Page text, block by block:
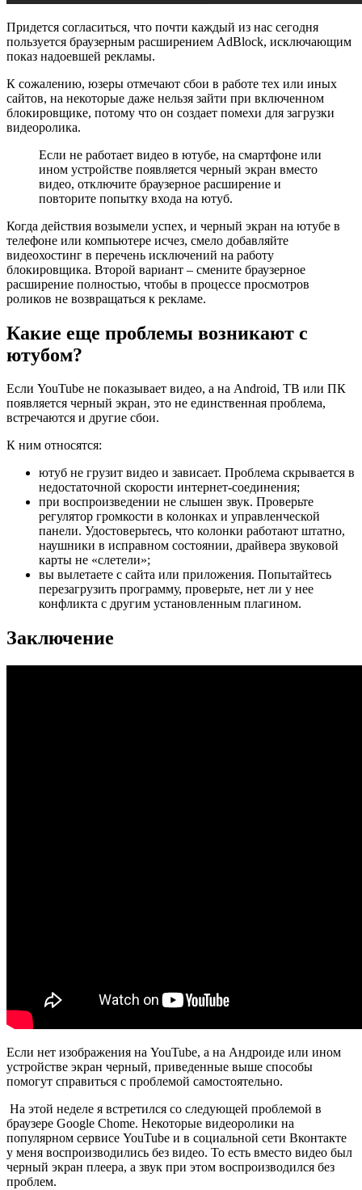
Придется согласиться, что почти каждый из нас сегодня
пользуется браузерным расширением AdBlock, исключающим
показ надоевшей рекламы.
К сожалению, юзеры отмечают сбои в работе тех или иных
сайтов, на некоторые даже нельзя зайти при включенном
блокировщике, потому что он создает помехи для загрузки
видеоролика.
Если не работает видео в ютубе, на смартфоне или
ином устройстве появляется черный экран вместо
видео, отключите браузерное расширение и
повторите попытку входа на ютуб.
Когда действия возымели успех, и черный экран на ютубе в
телефоне или компьютере исчез, смело добавляйте
видеохостинг в перечень исключений на работу
блокировщика. Второй вариант – смените браузерное
расширение полностью, чтобы в процессе просмотров
роликов не возвращаться к рекламе.
Какие еще проблемы возникают с
ютубом?
Если YouTube не показывает видео, а на Android, ТВ или ПК
появляется черный экран, это не единственная проблема,
встречаются и другие сбои.
К ним относятся:
ютуб не грузит видео и зависает. Проблема скрывается в
недостаточной скорости интернет-соединения;
при воспроизведении не слышен звук. Проверьте
регулятор громкости в колонках и управленческой
панели. Удостоверьтесь, что колонки работают штатно,
наушники в исправном состоянии, драйвера звуковой
карты не «слетели»;
вы вылетаете с сайта или приложения. Попытайтесь
перезагрузить программу, проверьте, нет ли у нее
конфликта с другим установленным плагином.
Заключение
Если нет изображения на YouTube, а на Андроиде или ином
устройстве экран черный, приведенные выше способы
помогут справиться с проблемой самостоятельно.
На этой неделе я встретился со следующей проблемой в
браузере Google Chome. Некоторые видеоролики на
популярном сервисе YouTube и в социальной сети Вконтакте
у меня воспроизводились без видео. То есть вместо видео был
черный экран плеера, а звук при этом воспроизводился без
проблем.